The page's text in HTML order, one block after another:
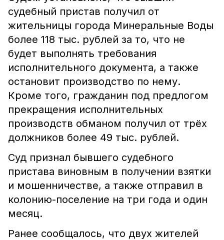
судебный пристав получил от
жительницы города Минеральные Воды
более 118 тыс. рублей за то, что не
будет выполнять требования
исполнительного документа, а также
остановит производство по нему.
Кроме того, гражданин под предлогом
прекращения исполнительных
производств обманом получил от трёх
должников более 49 тыс. рублей.
Суд признал бывшего судебного
пристава виновным в получении взятки
и мошенничестве, а также отправил в
колонию-поселение на три года и один
месяц.
Ранее сообщалось, что двух жителей